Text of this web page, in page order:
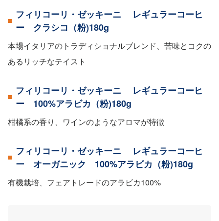
フィリコーリ・ゼッキーニ レギュラーコーヒ
ー クラシコ（粉)180g
本場イタリアのトラディショナルブレンド、苦味とコクの
あるリッチなテイスト
フィリコーリ・ゼッキーニ レギュラーコーヒ
ー 100%アラビカ（粉)180g
柑橘系の香り、ワインのようなアロマが特徴
フィリコーリ・ゼッキーニ レギュラーコーヒ
ー オーガニック 100%アラビカ（粉)180g
有機栽培、フェアトレードのアラビカ100%